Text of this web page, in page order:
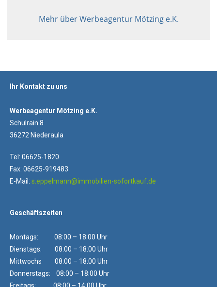
Mehr über Werbeagentur Mötzing e.K.
Ihr Kontakt zu uns
Werbeagentur Mötzing e.K.
Schulrain 8
36272 Niederaula
Tel: 06625-1820
Fax: 06625-919483
E-Mail: s.eppelmann@immobilien-sofortkauf.de
Geschäftszeiten
Montags: 08:00 – 18:00 Uhr
Dienstags: 08:00 – 18:00 Uhr
Mittwochs 08:00 – 18:00 Uhr
Donnerstags: 08:00 – 18:00 Uhr